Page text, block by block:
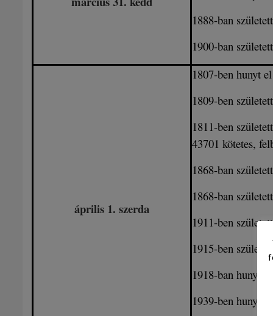
1888-ban született
1900-ban született
április 1. szerda
1807-ben hunyt el
1809-ben született
1811-ben született
43701 kötetes,
1868-ban született
1868-ban született
1911-ben
1915-ben
1918-ban hunyt el
1939-ben hunyt el